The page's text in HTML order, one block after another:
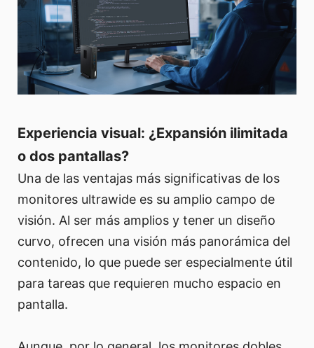
Experiencia visual: ¿Expansión ilimitada
o dos pantallas?
Una de las ventajas más significativas de los
monitores ultrawide es su amplio campo de
visión. Al ser más amplios y tener un diseño
curvo, ofrecen una visión más panorámica del
contenido, lo que puede ser especialmente útil
para tareas que requieren mucho espacio en
pantalla.